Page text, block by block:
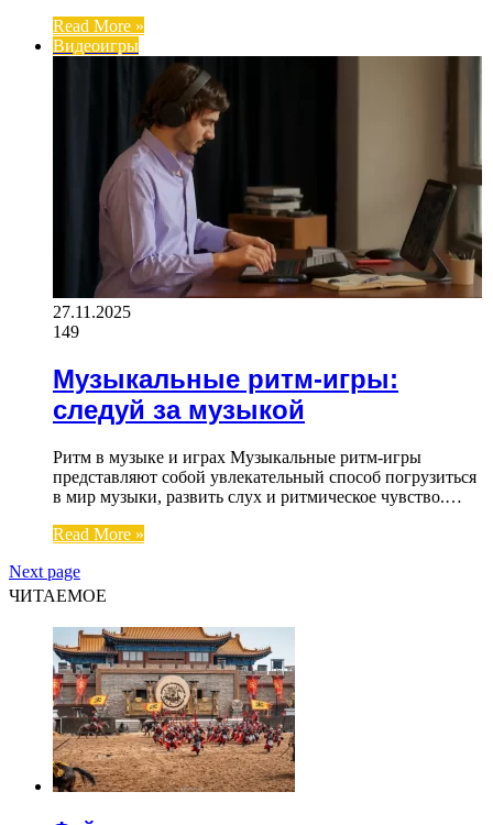
Read More »
Видеоигры
27.11.2025
149
Музыкальные ритм-игры:
следуй за музыкой
Ритм в музыке и играх Музыкальные ритм-игры
представляют собой увлекательный способ погрузиться
в мир музыки, развить слух и ритмическое чувство.…
Read More »
Next page
ЧИТАЕМОЕ